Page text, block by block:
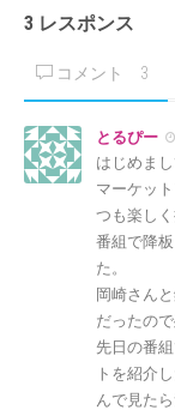
3 レスポンス
コメント 3
とるぴー
はじめま
マーケッ
つも楽しく
番組で降
た。
岡崎さん
だったので
先日の番
トを紹介
んで見た